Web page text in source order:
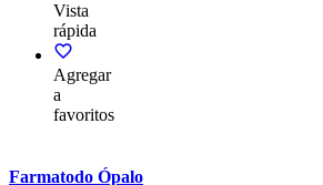
Vista
rápida
Agregar
a
favoritos
Farmatodo Ópalo